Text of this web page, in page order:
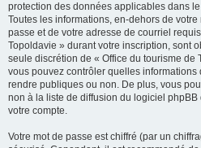
protection des données applicables dans
Toutes les informations, en-dehors de votre
passe et de votre adresse de courriel
Topoldavie » durant votre inscription, sont
seule discrétion de « Office du tourisme de
vous pouvez contrôler quelles
rendre publiques ou non. De plus, vous
non à la liste de diffusion du logiciel
votre compte.
Votre mot de passe est chiffré (par un